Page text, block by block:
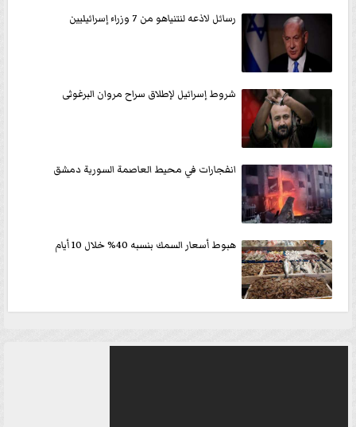
رسائل لاذعه لنتنياهو من 7 وزراء إسرائيليين
شروط إسرائيل لإطلاق سراح مروان البرغوثى
انفجارات في محيط العاصمة السورية دمشق
هبوط أسعار السمك بنسبه 40% خلال 10 أيام